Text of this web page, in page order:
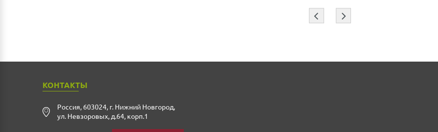
⇦ ⇨
КОНТАКТЫ
Россия, 603024, г. Нижний Новгород,
ул. Невзоровых, д.64, корп.1